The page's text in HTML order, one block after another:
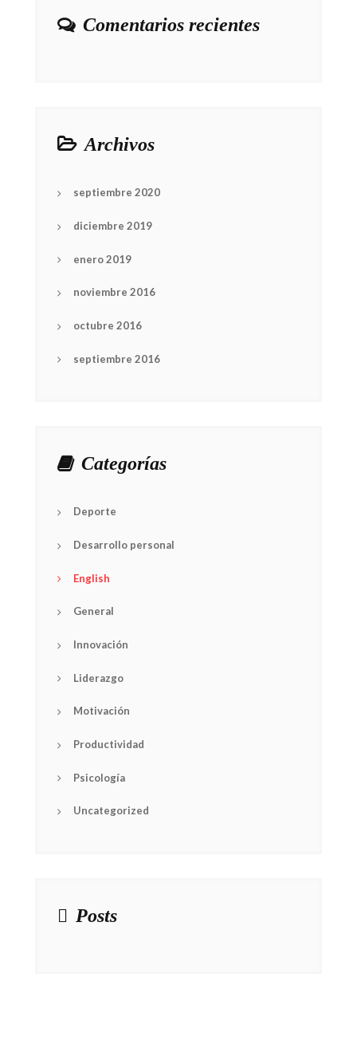
Comentarios recientes
Archivos
septiembre 2020
diciembre 2019
enero 2019
noviembre 2016
octubre 2016
septiembre 2016
Categorías
Deporte
Desarrollo personal
English
General
Innovación
Liderazgo
Motivación
Productividad
Psicología
Uncategorized
Posts